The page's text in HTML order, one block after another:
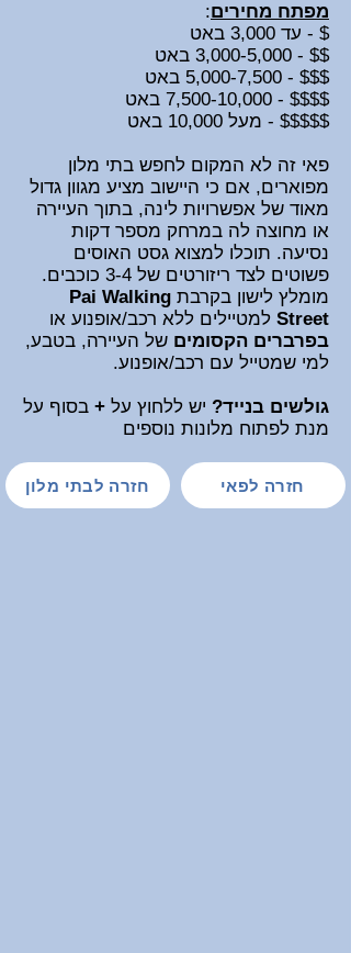
מפתח מחירים:
$ - עד 3,000 באט
$$ - 3,000-5,000 באט
$$$ - 5,000-7 ,500 באט
$$$$ - 7,500-10,000 באט
$$$$$ - מעל 10,000 באט
פאי זה לא המקום לחפש בתי מלון
מפוארים, אם כי היישוב מציע מגוון גדול
מאוד של אפשרויות לינה, בתוך העיירה
או מחוצה לה במרחק מספר דקות
נסיעה. תוכלו למצוא גסט האוסים
פשוטים לצד ריזורטים של 3-4 כוכבים.
מומלץ לישון בקרבת Pai Walking
Street למטיילים ללא רכב/אופנוע או
בפרברים הקסומים של העיירה, בטבע,
למי שמטייל עם רכב/אופנוע.
גולשים בנייד? יש ללחוץ על + בסוף על
מנת לפתוח מלונות נוספים
חזרה לבתי מלון חזרה לפאי